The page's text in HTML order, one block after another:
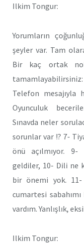
Ilkim Tongur:
Yorumların
şeyler var. Tam
Bir kaç ortak
Telefon mesajıyla
Oyunculuk
Sınavda neler
sorunlar var !? 7-
önü açılmıyor. 9-
geldiler, 10- Dili ne
bir önemi yok. 11-
cumartesi
vardım. Yanlışlık,
Ilkim Tongur: